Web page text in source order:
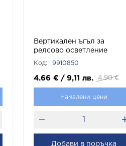
Вертикален ъгъл за
релсово осветление
MAGNA-S20 КОД 9910850
Код: 9910850
4.66 € / 9,11 лв. 4.90 €
Намалени цени
Добави в поръчка